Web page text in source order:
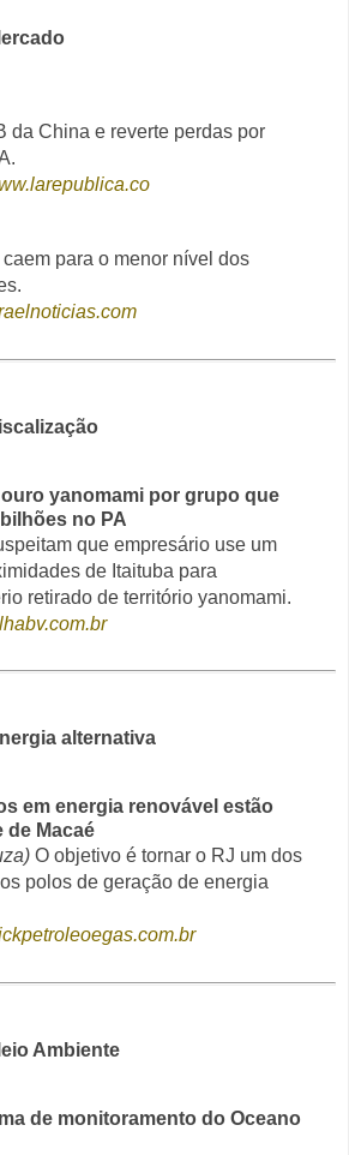
da China e reverte perdas por
para o menor nível dos
yanomami por grupo que
no PA
que empresário use um
de Itaituba para
retirado de território yanomami.
alternativa
em energia renovável estão
de Macaé
O objetivo é tornar o RJ um dos
polos de geração de energia
Ambiente
de monitoramento do Oceano